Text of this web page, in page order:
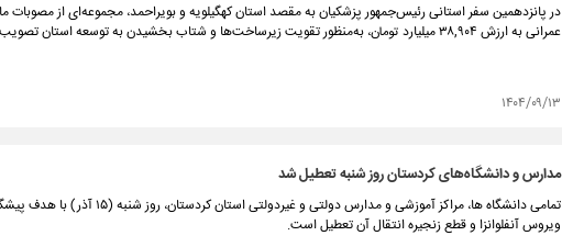
در پانزدهمین سفر استانی رئیس‌جمهور پزشکیان به مقصد استان کهگیلویه و بویراحمد، مجموعه‌ای از مصوبات
عمرانی به ارزش ۳۸,۹۰۴ میلیارد تومان، به‌منظور تقویت زیرساخت‌ها و شتاب بخشیدن به توسعه استان تصویب شد.
۱۴۰۴/۰۹/۱۳
مدارس و دانشگاه‌های کردستان روز شنبه تعطیل شد
تمامی دانشگاه ها، مراکز آموزشی و مدارس دولتی و غیردولتی
ویروس آنفلوانزا و قطع زنجیره انتقال آن تعطیل است.